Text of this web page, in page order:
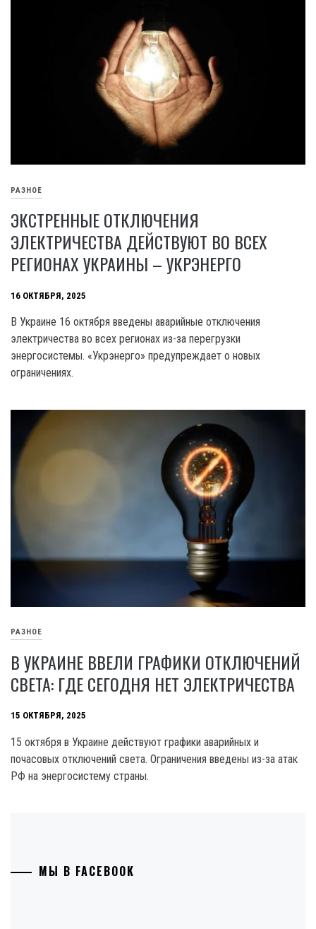
РАЗНОЕ
ЭКСТРЕННЫЕ ОТКЛЮЧЕНИЯ
ЭЛЕКТРИЧЕСТВА ДЕЙСТВУЮТ ВО ВСЕХ
РЕГИОНАХ УКРАИНЫ – УКРЭНЕРГО
16 ОКТЯБРЯ, 2025
В Украине 16 октября введены аварийные отключения
электричества во всех регионах из-за перегрузки
энергосистемы. «Укрэнерго» предупреждает о новых
ограничениях.
РАЗНОЕ
В УКРАИНЕ ВВЕЛИ ГРАФИКИ ОТКЛЮЧЕНИЙ
СВЕТА: ГДЕ СЕГОДНЯ НЕТ ЭЛЕКТРИЧЕСТВА
15 ОКТЯБРЯ, 2025
15 октября в Украине действуют графики аварийных и
почасовых отключений света. Ограничения введены из-за атак
РФ на энергосистему страны.
МЫ В FACEBOOK